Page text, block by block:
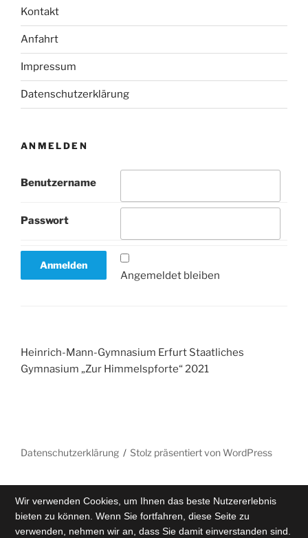
Kontakt
Anfahrt
Impressum
Datenschutzerklärung
ANMELDEN
Benutzername
Passwort
Angemeldet bleiben
Heinrich-Mann-Gymnasium Erfurt Staatliches
Gymnasium „Zur Himmelspforte“ 2021
Datenschutzerklärung Stolz präsentiert von WordPress
Wir verwenden Cookies, um Ihnen das beste Nutzererlebnis
bieten zu können. Wenn Sie fortfahren, diese Seite zu
verwenden, nehmen wir an, dass Sie damit einverstanden sind.